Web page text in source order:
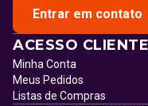
Entrar em contato
ACESSO CLIENTE
Minha Conta
Meus Pedidos
Listas de Compras